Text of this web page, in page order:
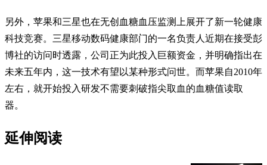
另外，苹果和三星也在无创血糖血压监测上展开了新一轮健康
科技竞赛。三星移动数码健康部门的一名负责人近期在接受彭
博社的访问时透露，公司正为此投入巨额资金，并明确指出在
未来五年内，这一技术有望以某种形式问世。而苹果自2010年
左右，就开始投入研发不需要刺破指尖取血的血糖值读取
器。
延伸阅读